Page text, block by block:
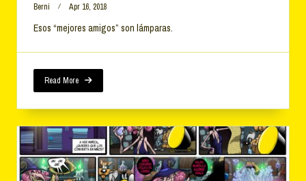
Berni Apr 16, 2018
Esos “mejores amigos” son lámparas.
Read More